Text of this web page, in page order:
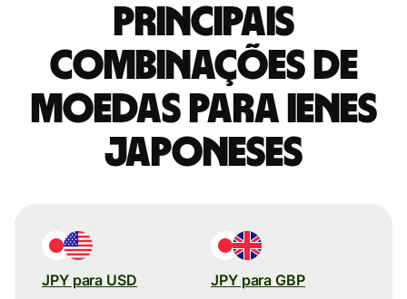
Principais
combinações de
moedas para Ienes
japoneses
JPY para USD JPY para GBP